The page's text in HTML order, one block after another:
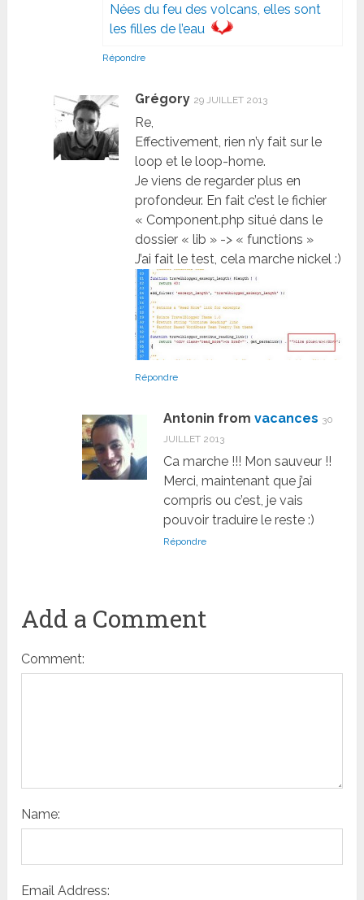
Nées du feu des volcans, elles sont
les filles de l’eau
Répondre
Grégory 29 JUILLET 2013
Re,
Effectivement, rien n’y fait sur le
loop et le loop-home.
Je viens de regarder plus en
profondeur. En fait c’est le fichier
« Component.php situé dans le
dossier « lib » -> « functions »
J’ai fait le test, cela marche nickel :)
Répondre
Antonin fromvacances 30
JUILLET 2013
Ca marche !!! Mon sauveur !!
Merci, maintenant que j’ai
compris ou c’est, je vais
pouvoir traduire le reste :)
Répondre
Add a Comment
Comment:
Name:
Email Address: